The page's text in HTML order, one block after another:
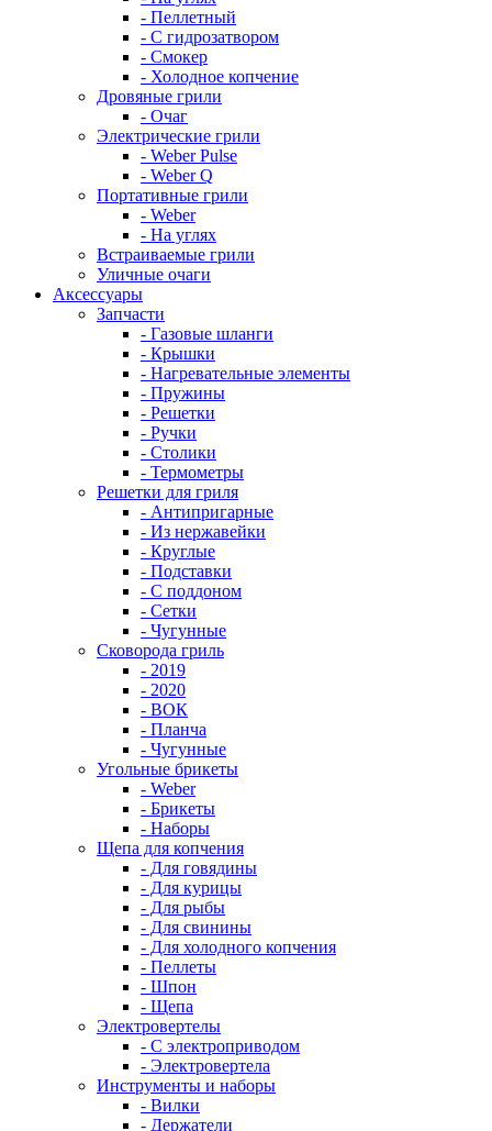
- Пеллетный
- С гидрозатвором
- Смокер
- Холодное копчение
Дровяные грили
- Очаг
Электрические грили
- Weber Pulse
- Weber Q
Портативные грили
- Weber
- На углях
Встраиваемые грили
Уличные очаги
Аксессуары
Запчасти
- Газовые шланги
- Крышки
- Нагревательные элементы
- Пружины
- Решетки
- Ручки
- Столики
- Термометры
Решетки для гриля
- Антипригарные
- Из нержавейки
- Круглые
- Подставки
- С поддоном
- Сетки
- Чугунные
Сковорода гриль
- 2019
- 2020
- ВОК
- Планча
- Чугунные
Угольные брикеты
- Weber
- Брикеты
- Наборы
Щепа для копчения
- Для говядины
- Для курицы
- Для рыбы
- Для свинины
- Для холодного копчения
- Пеллеты
- Шпон
- Щепа
Электровертелы
- С электроприводом
- Электровертела
Инструменты и наборы
- Вилки
- Держатели